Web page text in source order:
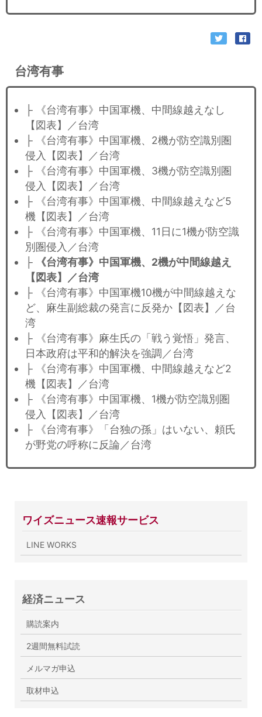
台湾有事
├ 《台湾有事》中国軍機、中間線越えなし
【図表】／台湾
├ 《台湾有事》中国軍機、2機が防空識別圏
侵入【図表】／台湾
├ 《台湾有事》中国軍機、3機が防空識別圏
侵入【図表】／台湾
├ 《台湾有事》中国軍機、中間線越えなど5
機【図表】／台湾
├ 《台湾有事》中国軍機、11日に1機が防空識
別圏侵入／台湾
├
《台湾有事》中国軍機、2機が中間線越え
【図表】／台湾
├ 《台湾有事》中国軍機10機が中間線越えな
ど、麻生副総裁の発言に反発か【図表】／台
湾
├ 《台湾有事》麻生氏の「戦う覚悟」発言、
日本政府は平和的解決を強調／台湾
├ 《台湾有事》中国軍機、中間線越えなど2
機【図表】／台湾
├ 《台湾有事》中国軍機、1機が防空識別圏
侵入【図表】／台湾
├ 《台湾有事》「台独の孫」はいない、頼氏
が野党の呼称に反論／台湾
ワイズニュース速報サービス
LINE WORKS
経済ニュース
購読案内
2週間無料試読
メルマガ申込
取材申込